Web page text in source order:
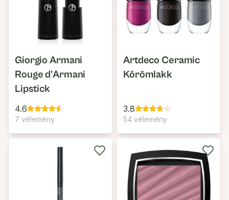
Giorgio Armani
Rouge d'Armani
Lipstick
4.6
7 vélemény
Artdeco Ceramic
Körömlakk
3.8
54 vélemény